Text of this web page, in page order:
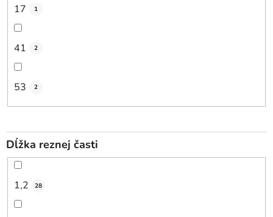
17 1
41 2
53 2
Dĺžka reznej časti
1,2 28